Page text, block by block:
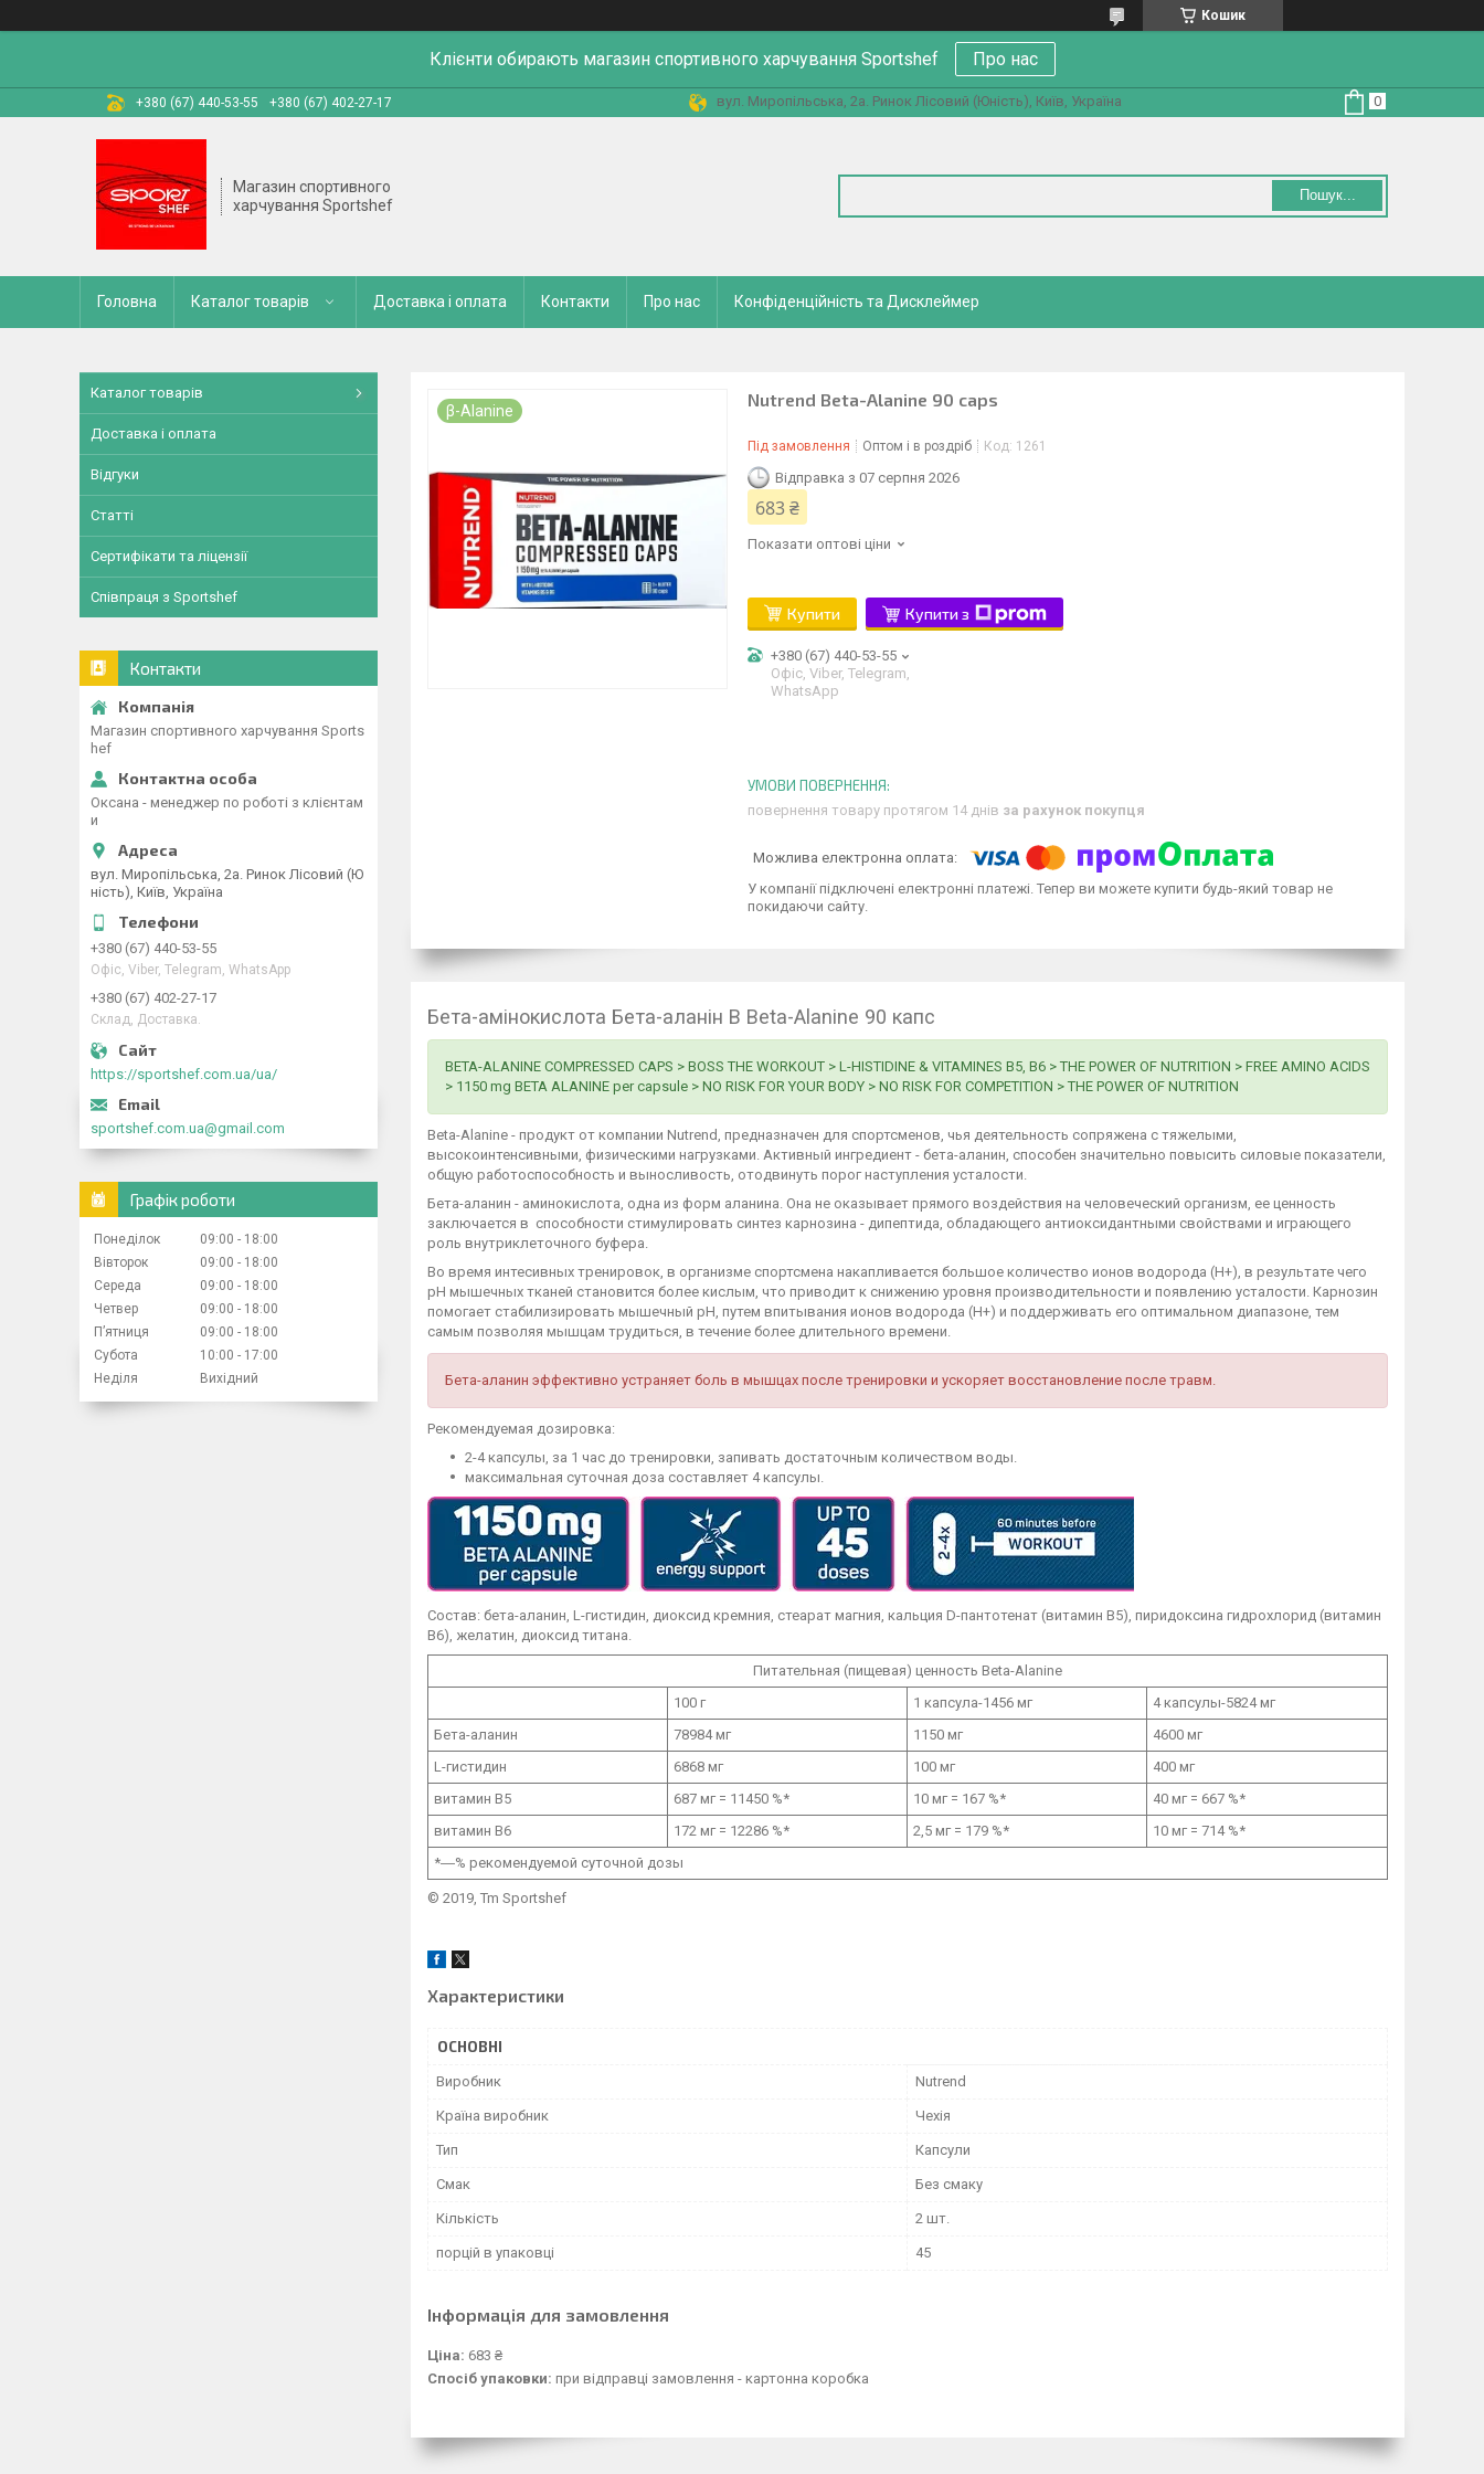
Кошик
Клієнти обирають магазин спортивного харчування Sportshef Про нас
+380 (67) 440-53-55 +380 (67) 402-27-17 вул. Миропільська, 2а. Ринок Лісовий (Юність), Київ, Україна
Магазин спортивного
харчування Sportshef
Пошук...
Головна Каталог товарів Доставка і оплата Контакти Про нас Конфіденційність та Дисклеймер
β-Alanine
Nutrend Beta-Alanine 90 caps
Під замовлення Оптом і в роздріб Код: 1261
Відправка з 07 серпня 2026
683 ₴
Показати оптові ціни
Купити Купити з
+380 (67) 440-53-55
Офіс, Viber, Telegram,
WhatsApp
повернення товару протягом 14 днів за рахунок покупця
У компанії підключені електронні платежі. Тепер ви можете купити будь-який товар не
покидаючи сайту.
Бета-амінокислота Бета-аланін В Beta-Alanine 90 капс
BETA-ALANINE COMPRESSED CAPS > BOSS THE WORKOUT > L-HISTIDINE & VITAMINES B5, B6 > THE POWER OF NUTRITION > FREE AMINO ACIDS
> 1150 mg BETA ALANINE per capsule > NO RISK FOR YOUR BODY > NO RISK FOR COMPETITION > THE POWER OF NUTRITION
Beta-Alanine - продукт от компании Nutrend, предназначен для спортсменов, чья деятельность сопряжена с тяжелыми,
высокоинтенсивными, физическими нагрузками. Активный ингредиент - бета-аланин, способен значительно повысить силовые показатели,
общую работоспособность и выносливость, отодвинуть порог наступления усталости.
Бета-аланин - аминокислота, одна из форм аланина. Она не оказывает прямого воздействия на человеческий организм, ее ценность
заключается в способности стимулировать синтез карнозина - дипептида, обладающего антиоксидантными свойствами и играющего
роль внутриклеточного буфера.
Во время интесивных тренировок, в организме спортсмена накапливается большое количество ионов водорода (Н+), в результате чего
рН мышечных тканей становится более кислым, что приводит к снижению уровня производительности и появлению усталости. Карнозин
помогает стабилизировать мышечный рН, путем впитывания ионов водорода (H+) и поддерживать его оптимальном диапазоне, тем
самым позволяя мышцам трудиться, в течение более длительного времени.
Бета-аланин эффективно устраняет боль в мышцах после тренировки и ускоряет восстановление после травм.
Рекомендуемая дозировка:
2-4 капсулы, за 1 час до тренировки, запивать достаточным количеством воды.
максимальная суточная доза составляет 4 капсулы.
Состав: бета-аланин, L-гистидин, диоксид кремния, стеарат магния, кальция D-пантотенат (витамин B5), пиридоксина гидрохлорид (витамин
В6), желатин, диоксид титана.
Питательная (пищевая) ценность Beta-Alanine
100 г
1 капсула-1456 мг
4 капсулы-5824 мг
Бета-аланин
78984 мг 1150 мг
4600 мг
L-гистидин
6868 мг 100 мг
400 мг
витамин В5
687 мг = 11450 %* 10 мг = 167 %*
40 мг = 667 %*
витамин B6
172 мг = 12286 %* 2,5 мг = 179 %*
10 мг = 714 %*
*―% рекомендуемой суточной дозы
© 2019, Tm Sportshef
Характеристики
ОСНОВНІ
Виробник Nutrend
Країна виробник Чехія
Тип Капсули
Смак Без смаку
Кількість 2 шт.
порцій в упаковці 45
Інформація для замовлення
Ціна: 683 ₴
Спосіб упаковки: при відправці замовлення - картонна коробка
Каталог товарів
Доставка і оплата
Відгуки
Статті
Сертифікати та ліцензії
Співпраця з Sportshef
Контакти
Магазин спортивного харчування Sports
hef
Оксана - менеджер по роботі з клієнтам
и
вул. Миропільська, 2а. Ринок Лісовий (Ю
ність), Київ, Україна
+380 (67) 440-53-55
Офіс, Viber, Telegram, WhatsApp
+380 (67) 402-27-17
Склад, Доставка.
https://sportshef.com.ua/ua/
sportshef.com.ua@gmail.com
Графік роботи
Понеділок 09:00
18:00
Вівторок
09:00
18:00
Середа
09:00
18:00
Четвер
09:00
18:00
Пʼятниця
09:00
18:00
Субота
10:00
17:00
Неділя
Вихідний